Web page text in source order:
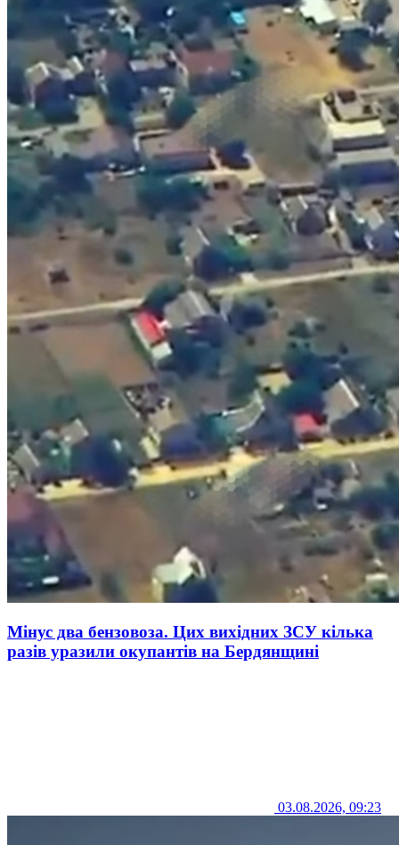
Мінус два бензовоза. Цих вихідних ЗСУ кілька
разів уразили окупантів на Бердянщині
03.08.2026, 09:23